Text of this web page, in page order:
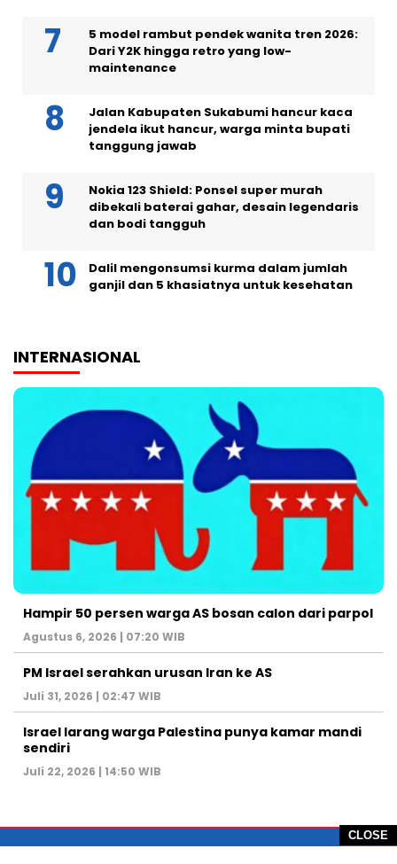
CLOSE
5 model rambut pendek wanita tren 2026:
Dari Y2K hingga retro yang low-
maintenance
Jalan Kabupaten Sukabumi hancur kaca
jendela ikut hancur, warga minta bupati
tanggung jawab
Nokia 123 Shield: Ponsel super murah
dibekali baterai gahar, desain legendaris
dan bodi tangguh
Dalil mengonsumsi kurma dalam jumlah
ganjil dan 5 khasiatnya untuk kesehatan
INTERNASIONAL
Hampir 50 persen warga AS bosan calon dari parpol
Agustus 6, 2026 | 07:20 WIB
PM Israel serahkan urusan Iran ke AS
Juli 31, 2026 | 02:47 WIB
Israel larang warga Palestina punya kamar mandi
sendiri
Juli 22, 2026 | 14:50 WIB